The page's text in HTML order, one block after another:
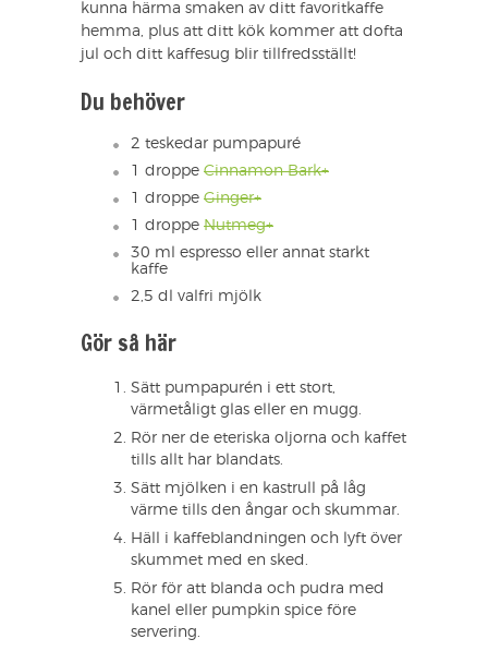
kunna härma smaken av ditt favoritkaffe
hemma, plus att ditt kök kommer att dofta
jul och ditt kaffesug blir tillfredsställt!
Du behöver
2 teskedar pumpapuré
1 droppe Cinnamon Bark+
1 droppe Ginger+
1 droppe Nutmeg+
30 ml espresso eller annat starkt
kaffe
2,5 dl valfri mjölk
Gör så här
Sätt pumpapurén i ett stort,
värmetåligt glas eller en mugg.
Rör ner de eteriska oljorna och kaffet
tills allt har blandats.
Sätt mjölken i en kastrull på låg
värme tills den ångar och skummar.
Häll i kaffeblandningen och lyft över
skummet med en sked.
Rör för att blanda och pudra med
kanel eller pumpkin spice före
servering.